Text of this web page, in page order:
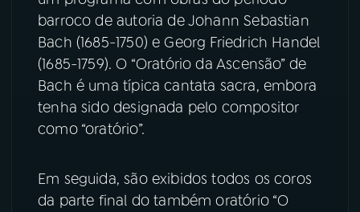
ÚLTIMAS
08PRÊMIO RÁDIO MEC
YouTube Facebook
barroco de autoria de Johann Sebastian
Bach (1685-1750) e Georg Friedrich Handel
(1685-1759). O “Oratório da Ascensão” de
Bach é uma típica cantata sacra, embora
tenha sido designada pelo compositor
como “oratório”.
Em seguida, são exibidos todos os coros
da parte final do também oratório “O